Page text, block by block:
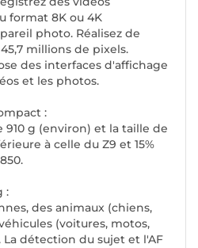
format 8K ou 4K
photo. Réalisez de
millions de pixels.
des interfaces d'affichage
et les photos.
:
910 g (environ) et la taille de
à celle du Z9 et 15%
:
des animaux (chiens,
(voitures, motos,
La détection du sujet et l'AF